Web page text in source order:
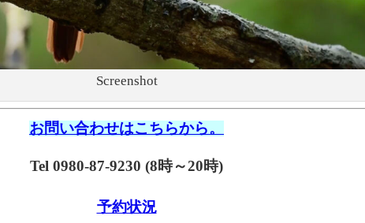
Screenshot
お問い合わせはこちらから。
Tel 0980-87-9230 (8時～20時)
予約状況